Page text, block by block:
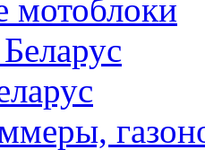
мотоблоки